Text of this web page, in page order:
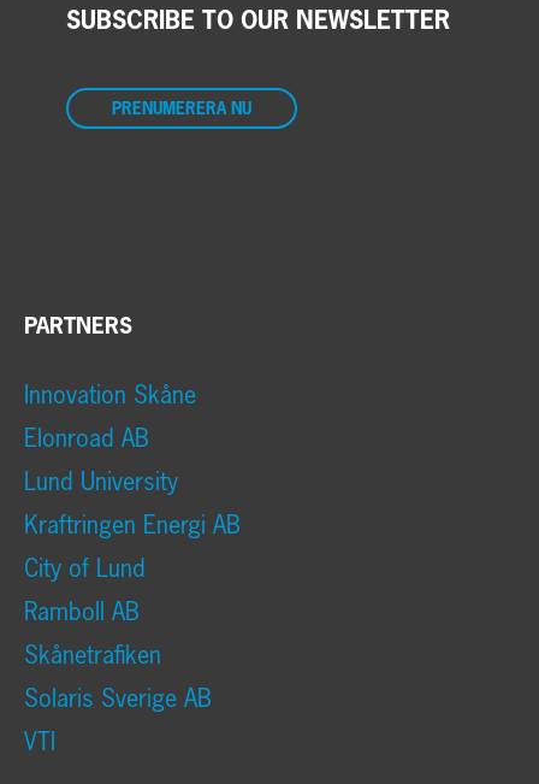
SUBSCRIBE TO OUR NEWSLETTER
PRENUMERERA NU
PARTNERS
Innovation Skåne
Elonroad AB
Lund University
Kraftringen Energi AB
City of Lund
Ramboll AB
Skånetrafiken
Solaris Sverige AB
VTI